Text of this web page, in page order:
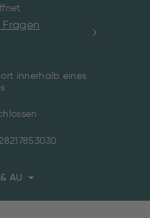
innerhalb eines
AU